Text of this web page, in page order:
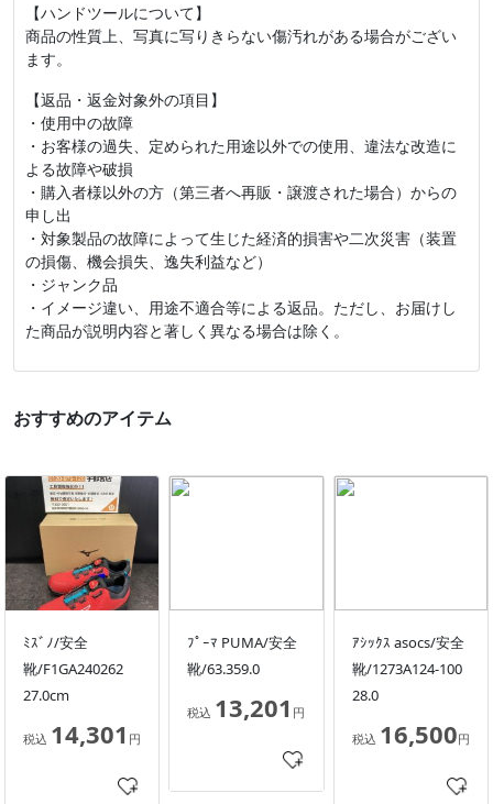
【ハンドツールについて】
商品の性質上、写真に写りきらない傷汚れがある場合がござい
ます。
【返品・返金対象外の項目】
・使用中の故障
・お客様の過失、定められた用途以外での使用、違法な改造に
よる故障や破損
・購入者様以外の方（第三者へ再販・譲渡された場合）からの
申し出
・対象製品の故障によって生じた経済的損害や二次災害（装置
の損傷、機会損失、逸失利益など）
・ジャンク品
・イメージ違い、用途不適合等による返品。ただし、お届けし
た商品が説明内容と著しく異なる場合は除く。
おすすめのアイテム
ﾐｽﾞﾉ/安全
靴/F1GA240262
27.0cm
税込 14,301 円
ﾌﾟｰﾏ PUMA/安全
靴/63.359.0
税込 13,201 円
ｱｼｯｸｽ asocs/安全
靴/1273A124-100
28.0
税込 16,500円